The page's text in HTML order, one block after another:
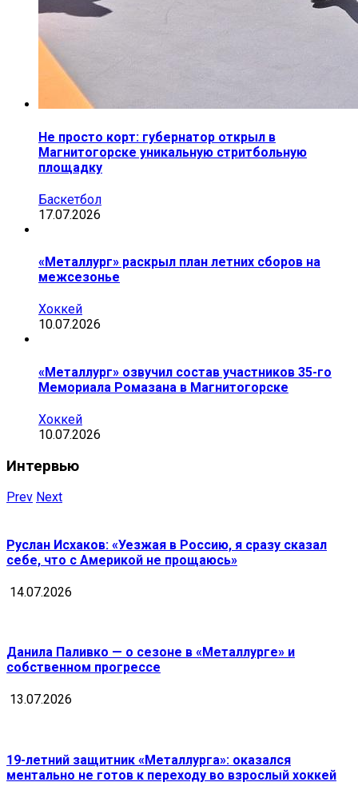
Не просто корт: губернатор открыл в
Магнитогорске уникальную стритбольную
площадку
Баскетбол
17.07.2026
«Металлург» раскрыл план летних сборов на
межсезонье
Хоккей
10.07.2026
«Металлург» озвучил состав участников 35-го
Мемориала Ромазана в Магнитогорске
Хоккей
10.07.2026
Интервью
Prev Next
Руслан Исхаков: «Уезжая в Россию, я сразу сказал
себе, что с Америкой не прощаюсь»
14.07.2026
Данила Паливко — о сезоне в «Металлурге» и
собственном прогрессе
13.07.2026
19-летний защитник «Металлурга»: оказался
ментально не готов к переходу во взрослый хоккей